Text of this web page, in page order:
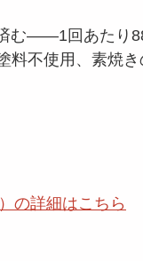
む——1回あたり
料不使用、素焼き
の詳細はこちら